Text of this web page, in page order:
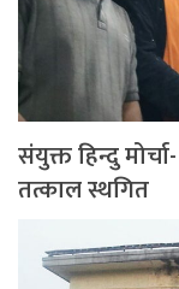
संयुक्त हिन्दु
तत्काल स्थगित